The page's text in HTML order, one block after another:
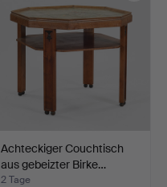
Achteckiger Couchtisch
aus gebeizter Birke…
2 Tage